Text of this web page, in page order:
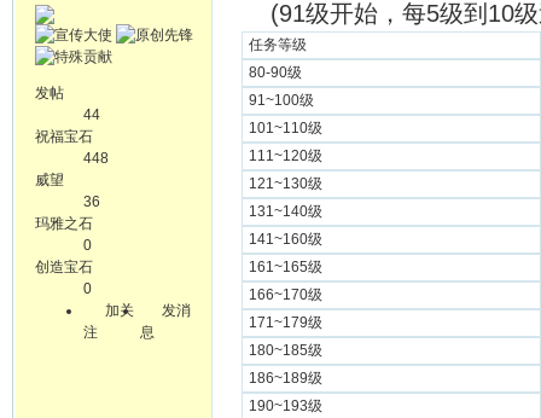
发帖
44
祝福宝石
448
威望
36
玛雅之石
0
创造宝石
0
加关
注
发消
息
(91级开始，每5级到10
任务等级
80-90级
91~100级
101~110级
111~120级
121~130级
131~140级
141~160级
161~165级
166~170级
171~179级
180~185级
186~189级
190~193级